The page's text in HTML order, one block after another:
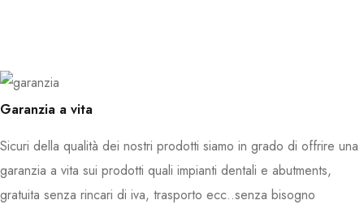
Garanzia a vita
Sicuri della qualità dei nostri prodotti siamo in grado di offrire una
garanzia a vita sui prodotti quali impianti dentali e abutments,
gratuita senza rincari di iva, trasporto ecc..senza bisogno